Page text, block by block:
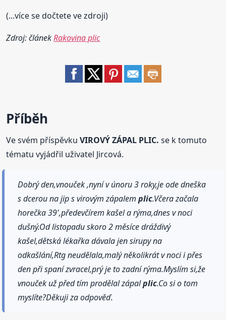
(...více se dočtete ve zdroji)
Zdroj: článekRakovina plic
Příběh
Ve svém příspěvkuVIROVÝ ZÁPAL PLIC. se k tomuto
tématu vyjádřil uživatel Jircová.
Dobrý den,vnouček ,nyní v únoru 3 roky,je ode dneška
s dcerou na jip s virovým zápalemplic.Včera začala
horečka 39',předevčírem kašel a rýma,dnes v noci
dušný.Od listopadu skoro 2 měsíce dráždivý
kašel,dětská lékařka dávala jen sirupy na
odkašlání,Rtg neudělala,malý několikrát v noci i přes
den při spaní zvracel,prý je to zadní rýma.Myslím si,že
vnouček už před tím prodělal zápalplic.Co si o tom
myslíte?Děkuji za odpověď.